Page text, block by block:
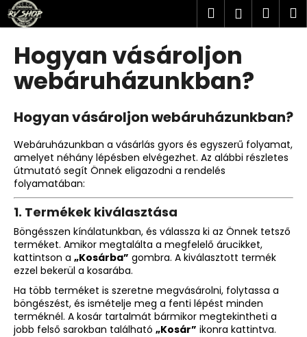
Ugrás
fő
tartalomhoz
Keresés
Hogyan vásároljon
webáruházunkban?
Hogyan vásároljon webáruházunkban?
Webáruházunkban a vásárlás gyors és egyszerű folyamat,
amelyet néhány lépésben elvégezhet. Az alábbi részletes
útmutató segít Önnek eligazodni a rendelés
folyamatában:
1. Termékek kiválasztása
Böngésszen kínálatunkban, és válassza ki az Önnek tetsző
terméket. Amikor megtalálta a megfelelő árucikket,
kattintson a „Kosárba” gombra. A kiválasztott termék
ezzel bekerül a kosarába.
Ha több terméket is szeretne megvásárolni, folytassa a
böngészést, és ismételje meg a fenti lépést minden
terméknél. A kosár tartalmát bármikor megtekintheti a
jobb felső sarokban található „Kosár” ikonra kattintva.
K
o
M
i
t
k
e
r
e
s
?
KERESÉS